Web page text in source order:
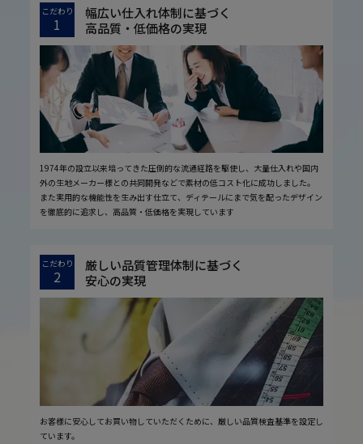
こだわり
1
幅広い仕入れ体制に基づく
高品質・低価格の実現
1974年の設立以来培ってきた圧倒的な流通経路を駆使し、大量仕入れや国内
外の生地メーカー様との共同開発などで素材の低コスト化に成功しました。
また実用的な機能性を生み出す仕立て、ディテールにまで気を配ったデザイン
を徹底的に追求し、高品質・低価格を実現しています
こだわり
2
厳しい品質管理体制に基づく
安心の実現
お客様に安心してお買い物していただくために、厳しい品質検査基準を設定し
ています。